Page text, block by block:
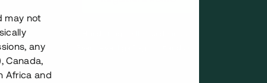
may not
any
Canada,
Africa and